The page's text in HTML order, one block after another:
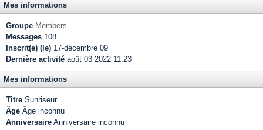
Mes informations
Groupe Members
Messages 108
Inscrit(e) (le) 17-décembre 09
Dernière activité août 03 2022 11:23
Mes informations
Titre Sunriseur
Âge Âge inconnu
Anniversaire Anniversaire inconnu